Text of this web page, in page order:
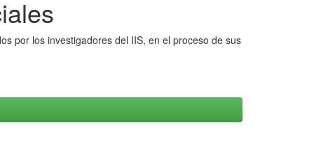
por los investigadores del IIS, en el proceso de sus